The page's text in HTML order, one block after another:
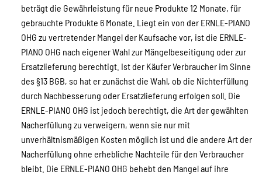
beträgt die Gewährleistung für neue Produkte 12 Monate, für
gebrauchte Produkte 6 Monate. Liegt ein von der ERNLE-PIANO
OHG zu vertretender Mangel der Kaufsache vor, ist die ERNLE-
PIANO OHG nach eigener Wahl zur Mängelbeseitigung oder zur
Ersatzlieferung berechtigt. Ist der Käufer Verbraucher im Sinne
des §13 BGB, so hat er zunächst die Wahl, ob die Nichterfüllung
durch Nachbesserung oder Ersatzlieferung erfolgen soll. Die
ERNLE-PIANO OHG ist jedoch berechtigt, die Art der gewählten
Nacherfüllung zu verweigern, wenn sie nur mit
unverhältnismäßigen Kosten möglich ist und die andere Art der
Nacherfüllung ohne erhebliche Nachteile für den Verbraucher
bleibt. Die ERNLE-PIANO OHG behebt den Mangel auf ihre